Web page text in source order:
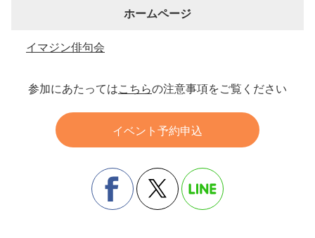
ホームページ
イマジン俳句会
参加にあたってはこちらの注意事項をご覧ください
イベント予約申込